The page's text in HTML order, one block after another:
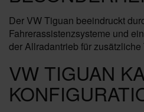
Der VW Tiguan beeindruckt
Fahrerassistenzsysteme und
der Allradantrieb für
VW TIGUAN